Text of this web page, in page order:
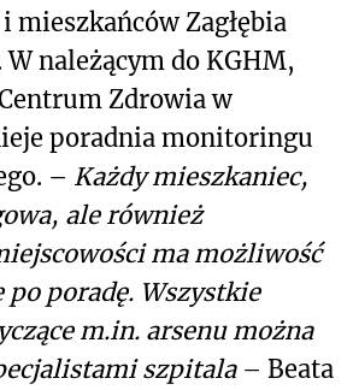
mieszkańców Zagłębia
należącym do KGHM,
Zdrowia w
poradnia monitoringu
– Każdy mieszkaniec,
ale również
ma możliwość
po poradę. Wszystkie
m.in. arsenu można
szpitala – Beata